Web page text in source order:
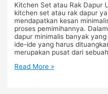
Kitchen Set atau Rak Dapur
kitchen set atau rak dapur
mendapatkan kesan
proses pemimihannya.
dapur minimalis banyak
ide-ide yang harus
merupakan pusat dari
Read More »